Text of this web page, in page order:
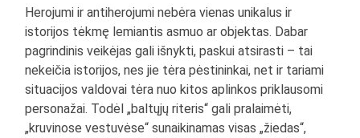
Herojumi ir antiherojumi nebėra vienas unikalus ir
istorijos tėkmę lemiantis asmuo ar objektas. Dabar
pagrindinis veikėjas gali išnykti, paskui atsirasti – tai
nekeičia istorijos, nes jie tėra pėstininkai, net ir tariami
situacijos valdovai tėra nuo kitos aplinkos priklausomi
personažai. Todėl „baltųjų riteris“ gali pralaimėti,
„kruvinose vestuvėse“ sunaikinamas visas „žiedas“,